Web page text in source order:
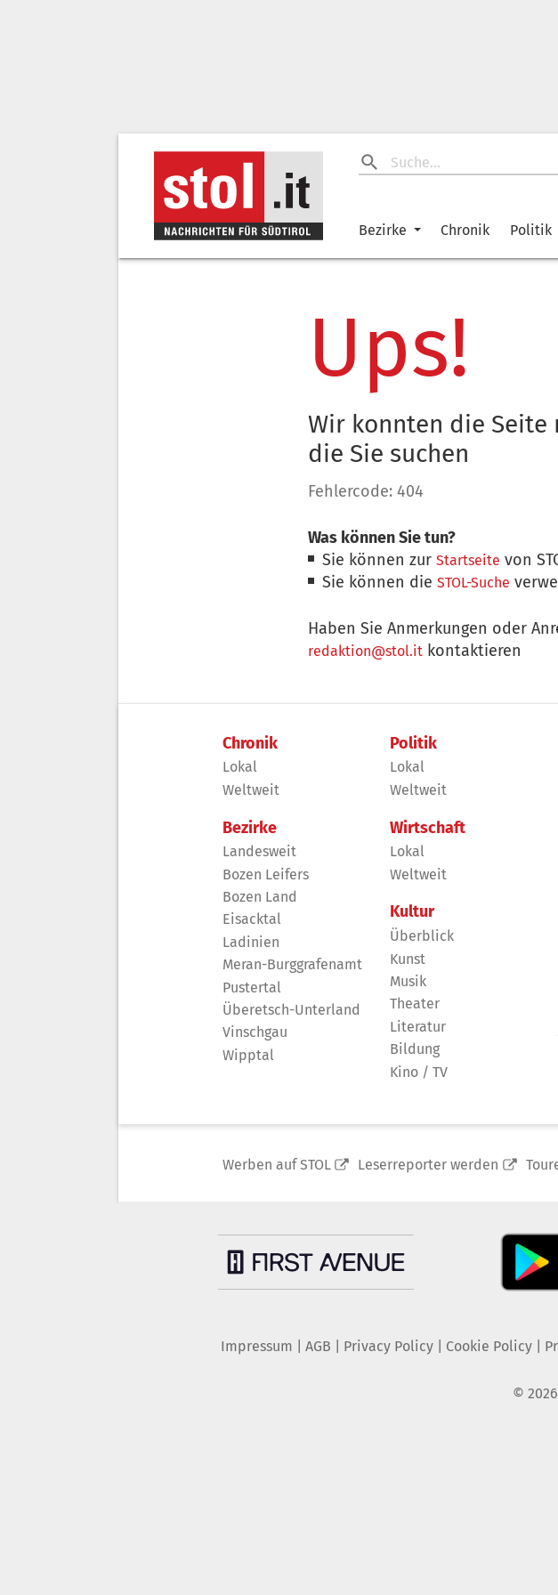
Bezirke Chronik Politik
Ups!
Wir konnten die Seite
die Sie suchen
Fehlercode: 404
Was können Sie tun?
Sie können zurStartseite von
Sie können dieSTOL-Suche
Haben Sie Anmerkungen oder
redaktion@stol.it kontaktieren
Chronik
Lokal
Weltweit
Bezirke
Landesweit
Bozen Leifers
Bozen Land
Eisacktal
Ladinien
Meran-Burggrafenamt
Pustertal
Überetsch-Unterland
Vinschgau
Wipptal
Politik
Lokal
Weltweit
Wirtschaft
Lokal
Weltweit
Kultur
Überblick
Kunst
Musik
Theater
Literatur
Bildung
Kino / TV
Werben auf STOL Leserreporter werden
Impressum AGB Privacy Policy| Cookie Policy|
© 2026